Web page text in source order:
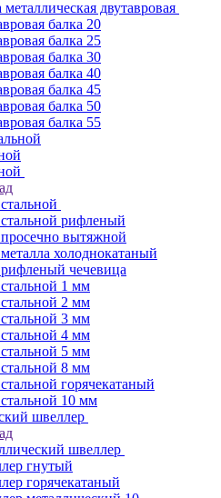
металлическая двутавровая
балка 20
балка 25
балка 30
балка 40
балка 45
балка 50
балка 55
рифленый
вытяжной
холоднокатаный
чечевица
1 мм
2 мм
3 мм
4 мм
5 мм
8 мм
горячекатаный
10 мм
швеллер
швеллер
гнутый
горячекатаный